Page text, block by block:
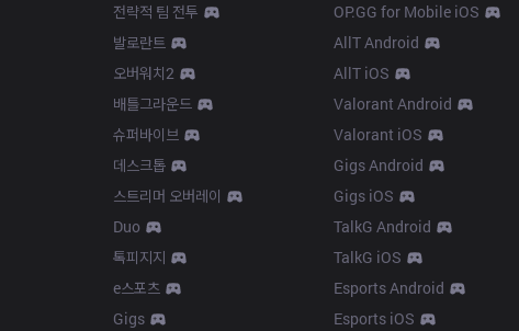
전략적 팀 전투
발로란트
오버워치2
배틀그라운드
슈퍼바이브
데스크톱
스트리머 오버레이
Duo
톡피지지
e스포츠
Gigs
OP.GG for Mobile iOS
AllT Android
AllT iOS
Valorant Android
Valorant iOS
Gigs Android
Gigs iOS
TalkG Android
TalkG iOS
Esports Android
Esports iOS